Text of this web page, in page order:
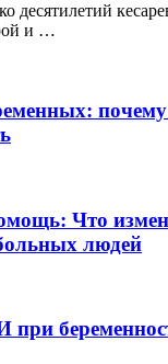
десятилетий
и …
почему
Что
людей